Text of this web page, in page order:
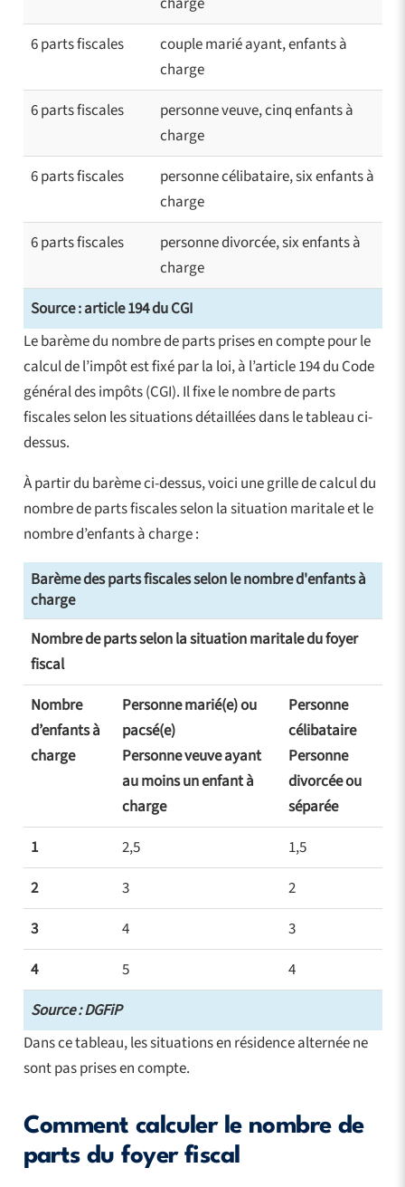
Source : article 194 du CGI
6 parts fiscales
couple marié ayant, enfants à
charge
6 parts fiscales
personne veuve, cinq enfants à
charge
6 parts fiscales
personne célibataire, six enfants à
charge
6 parts fiscales
personne divorcée, six enfants à
charge
Le barème du nombre de parts prises en compte pour le
calcul de l’impôt est fixé par la loi, à l’article 194 du Code
général des impôts (CGI). Il fixe le nombre de parts
fiscales selon les situations détaillées dans le tableau ci-
dessus.
À partir du barème ci-dessus, voici une grille de calcul du
nombre de parts fiscales selon la situation maritale et le
nombre d’enfants à charge :
Barème des parts fiscales selon le nombre d'enfants à
charge
Source : DGFiP
Nombre de parts selon la situation maritale du foyer
fiscal
Nombre
d’enfants à
charge
Personne marié(e) ou
pacsé(e)
Personne veuve ayant
au moins un enfant à
charge
Personne
célibataire
Personne
divorcée ou
séparée
1
2,5
1,5
2
3
2
3
4
3
4
5 4
Dans ce tableau, les situations en résidence alternée ne
sont pas prises en compte.
Comment calculer le nombre de
parts du foyer fiscal